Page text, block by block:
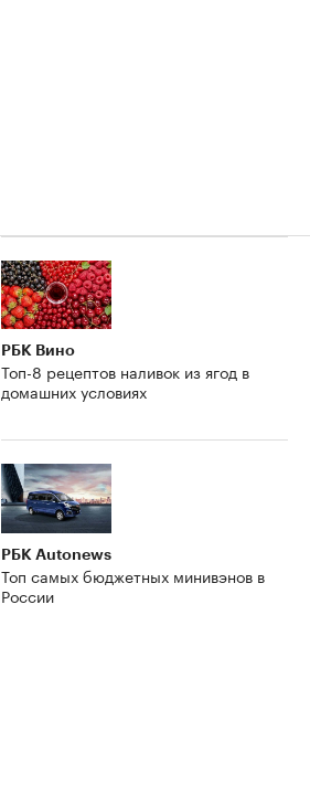
РБК Вино
Топ-8 рецептов наливок из ягод в
домашних условиях
РБК Autonews
Топ самых бюджетных минивэнов в
России